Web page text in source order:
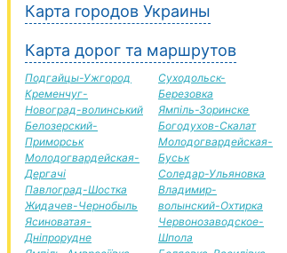
Карта городов Украины
Карта дорог та маршрутов
Подгайцы-Ужгород
Кременчуг-
Новоград-волинський
Белозерский-
Приморськ
Молодогвардейская-
Дергачі
Павлоград-Шостка
Жидачев-Чернобыль
Ясиноватая-
Дніпрорудне
Суходольск-
Березовка
Ямпіль-Зоринске
Богодухов-Скалат
Молодогвардейская-
Буськ
Соледар-Ульяновка
Владимир-
волынский-Охтирка
Червонозаводское-
Шпола